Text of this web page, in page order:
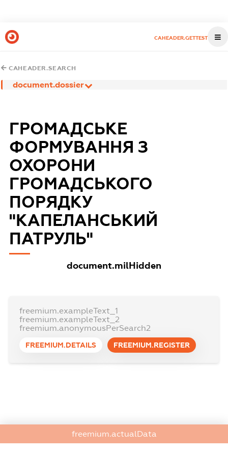
CAHEADER.GETTEST
CAHEADER.SEARCH
document.dossier
ГРОМАДСЬКЕ
ФОРМУВАННЯ З
ОХОРОНИ
ГРОМАДСЬКОГО
ПОРЯДКУ
"КАПЕЛАНСЬКИЙ
ПАТРУЛЬ"
document.milHidden
freemium.exampleText_1
freemium.exampleText_2
freemium.anonymousPerSearch2
FREEMIUM.DETAILS FREEMIUM.REGISTER
freemium.actualData